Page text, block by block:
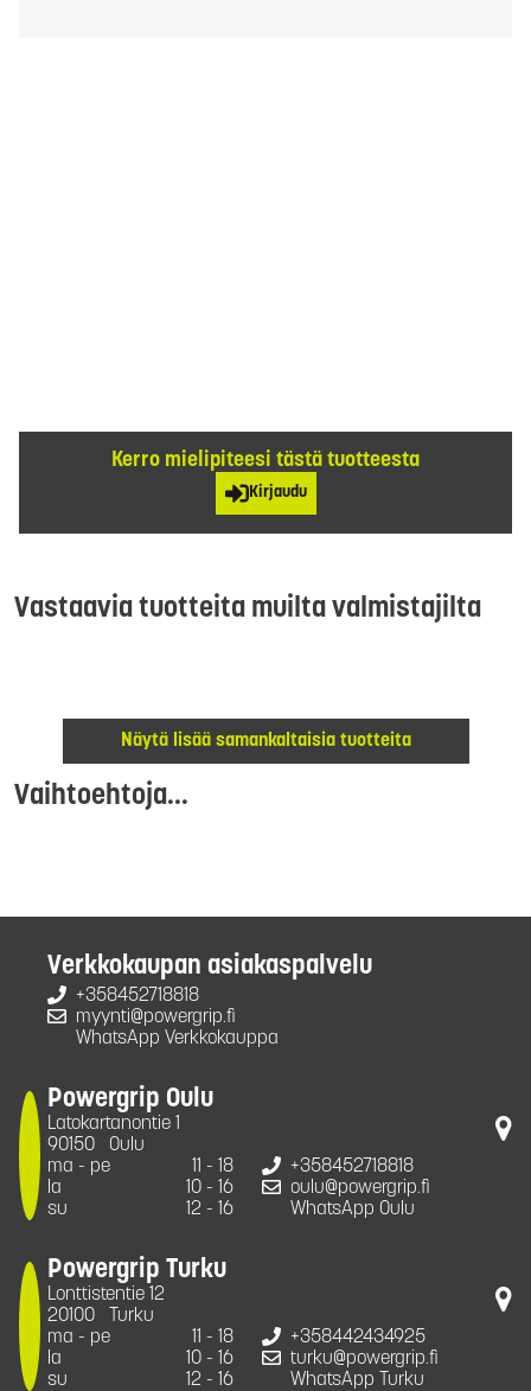
Kerro mielipiteesi tästä tuotteesta
Kirjaudu
Vastaavia tuotteita muilta valmistajilta
Näytä lisää samankaltaisia tuotteita
Vaihtoehtoja...
Verkkokaupan asiakaspalvelu
+358452718818
myynti@powergrip.fi
WhatsApp Verkkokauppa
Powergrip Oulu
Latokartanontie 1
90150
Oulu
ma - pe
11 - 18
la
10 - 16
su
12 - 16
+358452718818
oulu@powergrip.fi
WhatsApp Oulu
Powergrip Turku
Lonttistentie 12
20100
Turku
ma - pe
11 - 18
la
10 - 16
su
12 - 16
+358442434925
turku@powergrip.fi
WhatsApp Turku